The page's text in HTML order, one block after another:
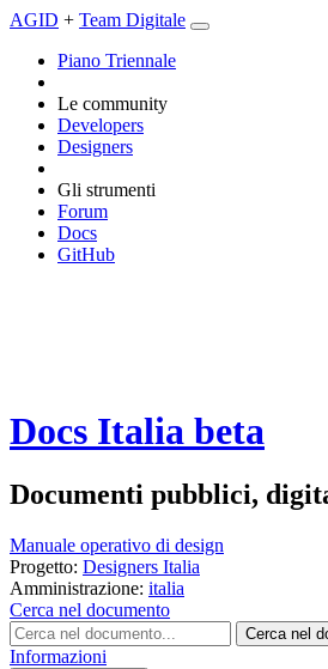
AGID + Team Digitale
Piano Triennale
Le community
Developers
Designers
Gli strumenti
Forum
Docs
GitHub
Docs Italia beta
Documenti pubblici,
Manuale operativo di design
Progetto: Designers Italia
Amministrazione: italia
Cerca nel documento
Cerca nel
Informazioni